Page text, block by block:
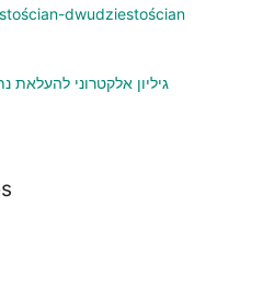
dwudziestościan
גיליון אלקטרוני להעלאת